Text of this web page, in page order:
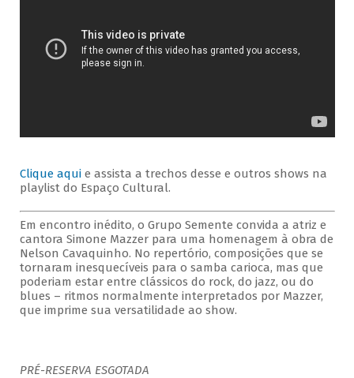
Clique aquie assista a trechos desse e outros shows na
playlist do Espaço Cultural.
Em encontro inédito, o Grupo Semente convida a atriz e
cantora Simone Mazzer para uma homenagem à obra de
Nelson Cavaquinho. No repertório, composições que se
tornaram inesquecíveis para o samba carioca, mas que
poderiam estar entre clássicos do rock, do jazz, ou do
blues – ritmos normalmente interpretados por Mazzer,
que imprime sua versatilidade ao show.
PRÉ-RESERVA ESGOTADA